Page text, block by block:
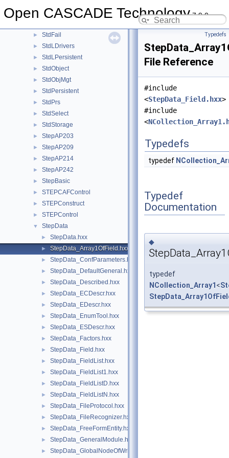
Open CASCADE Technology7.9.0
► Standard
► StdFail
► StdLDrivers
► StdLPersistent
► StdObject
► StdObjMgt
► StdPersistent
► StdPrs
► StdSelect
► StdStorage
► StepAP203
► StepAP209
► StepAP214
► StepAP242
► StepBasic
► STEPCAFControl
► STEPConstruct
► STEPControl
▼ StepData
► StepData.hxx
► StepData_Array1OfField.hxx
► StepData_ConfParameters.hxx
► StepData_DefaultGeneral.hxx
► StepData_Described.hxx
► StepData_ECDescr.hxx
► StepData_EDescr.hxx
► StepData_EnumTool.hxx
► StepData_ESDescr.hxx
► StepData_Factors.hxx
► StepData_Field.hxx
► StepData_FieldList.hxx
► StepData_FieldList1.hxx
► StepData_FieldListD.hxx
► StepData_FieldListN.hxx
► StepData_FileProtocol.hxx
► StepData_FileRecognizer.hxx
► StepData_FreeFormEntity.hxx
► StepData_GeneralModule.hxx
► StepData_GlobalNodeOfWriterLib.hxx
Typedefs
File Reference
#include
<StepData_Field.hxx>
#include
<
Typedefs
typedef
Typedef
Documentation
◆
typedef
NCollection_Array1<